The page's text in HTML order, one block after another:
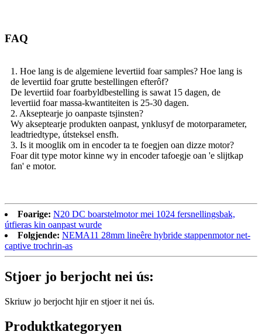
FAQ
1. Hoe lang is de algemiene levertiid foar samples? Hoe lang is
de levertiid foar grutte bestellingen efterôf?
De levertiid foar foarbyldbestelling is sawat 15 dagen, de
levertiid foar massa-kwantiteiten is 25-30 dagen.
2. Akseptearje jo oanpaste tsjinsten?
Wy akseptearje produkten oanpast, ynklusyf de motorparameter,
leadtriedtype, útsteksel ensfh.
3. Is it mooglik om in encoder ta te foegjen oan dizze motor?
Foar dit type motor kinne wy ​​in encoder tafoegje oan 'e slijtkap
fan' e motor.
Foarige: N20 DC boarstelmotor mei 1024 fersnellingsbak,
útfieras kin oanpast wurde
Folgjende: NEMA11 28mm lineêre hybride stappenmotor net-
captive trochrin-as
Stjoer jo berjocht nei ús:
Skriuw jo berjocht hjir en stjoer it nei ús.
Produktkategoryen